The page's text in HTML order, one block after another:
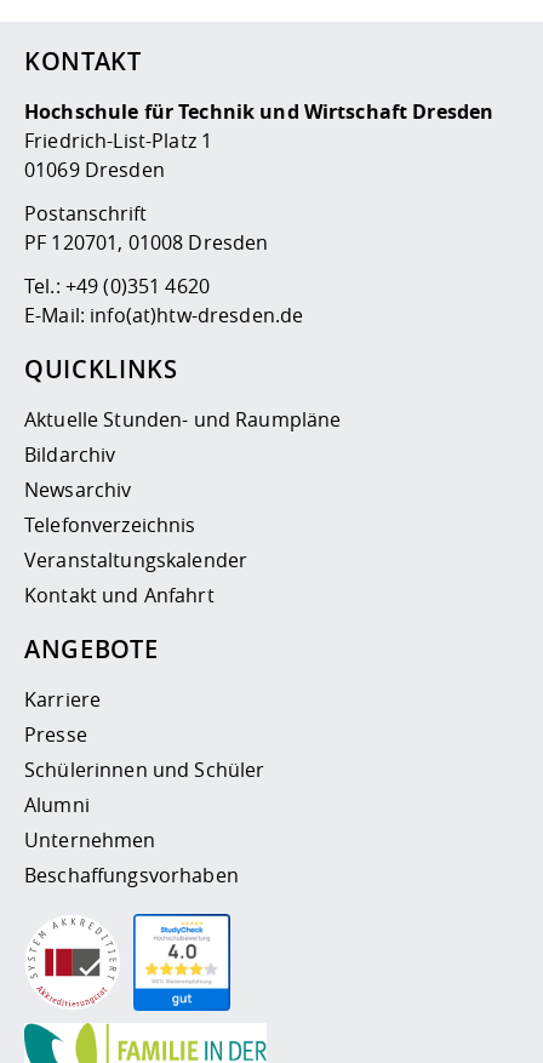
KONTAKT
Hochschule für Technik und Wirtschaft Dresden
Friedrich-List-Platz 1
01069 Dresden
Postanschrift
PF 120701, 01008 Dresden
Tel.: +49 (0)351 4620
E-Mail: info(at)htw-dresden.de
QUICKLINKS
Aktuelle Stunden- und Raumpläne
Bildarchiv
Newsarchiv
Telefonverzeichnis
Veranstaltungskalender
Kontakt und Anfahrt
ANGEBOTE
Karriere
Presse
Schülerinnen und Schüler
Alumni
Unternehmen
Beschaffungsvorhaben